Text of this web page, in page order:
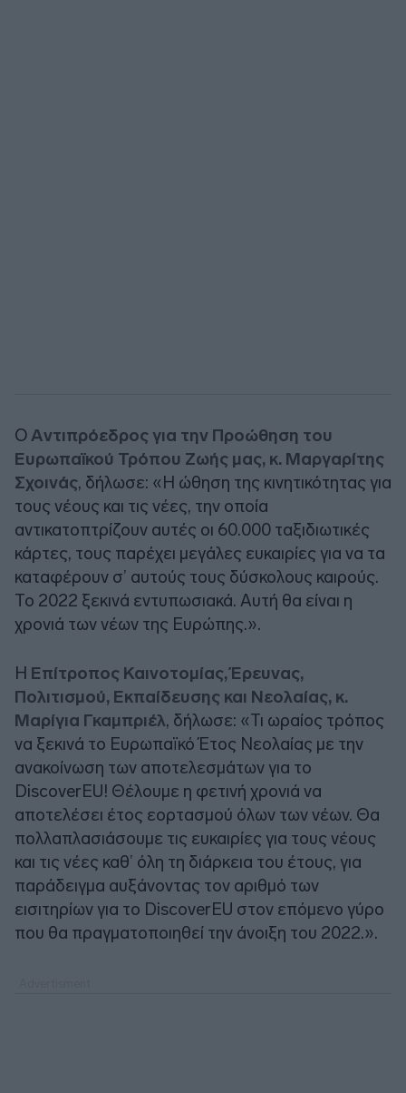
ΟAντιπρόεδρος για την Προώθηση του
Ευρωπαϊκού Τρόπου Ζωής μας, κ. Μαργαρίτης
Σχοινάς, δήλωσε: «Η ώθηση της κινητικότητας για
τους νέους και τις νέες, την οποία
αντικατοπτρίζουν αυτές οι 60.000 ταξιδιωτικές
κάρτες, τους παρέχει μεγάλες ευκαιρίες για να τα
καταφέρουν σ’ αυτούς τους δύσκολους καιρούς.
Το 2022 ξεκινά εντυπωσιακά. Αυτή θα είναι η
χρονιά των νέων της Ευρώπης.».
Η Eπίτροπος Καινοτομίας, Έρευνας,
Πολιτισμού, Εκπαίδευσης και Νεολαίας, κ.
Μαρίγια Γκαμπριέλ, δήλωσε: «Τι ωραίος τρόπος
να ξεκινά το Ευρωπαϊκό Έτος Νεολαίας με την
ανακοίνωση των αποτελεσμάτων για το
DiscoverEU! Θέλουμε η φετινή χρονιά να
αποτελέσει έτος εορτασμού όλων των νέων. Θα
πολλαπλασιάσουμε τις ευκαιρίες για τους νέους
και τις νέες καθ’ όλη τη διάρκεια του έτους, για
παράδειγμα αυξάνοντας τον αριθμό των
εισιτηρίων για το DiscoverEU στον επόμενο γύρο
που θα πραγματοποιηθεί την άνοιξη του 2022.».